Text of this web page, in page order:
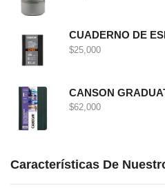
CUADERNO DE
$25,000
CANSON
$62,000
Características De